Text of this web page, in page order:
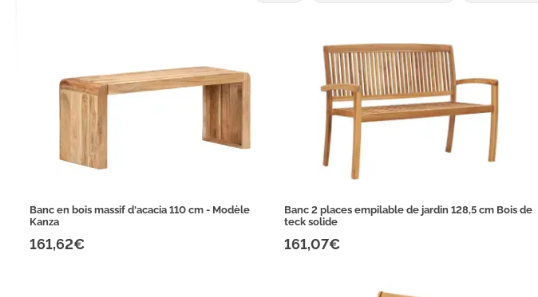
Banc en bois massif d'acacia 110 cm - Modèle
Kanza
161,62€
Banc 2 places empilable de jardin 128,5 cm Bois de
teck solide
161,07€